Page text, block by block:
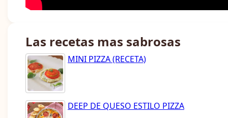
Las recetas mas sabrosas
MINI PIZZA (RECETA)
DEEP DE QUESO ESTILO PIZZA